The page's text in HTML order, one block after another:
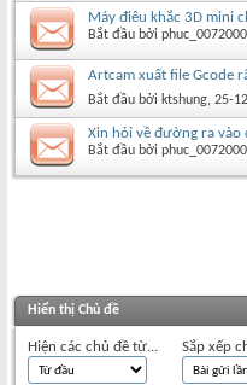
Máy điêu khắc 3D mini
Bắt đầu bởi phuc_0072000
Artcam xuất file Gcode
Bắt đầu bởi ktshung‎, 25-
Xin hỏi về đường ra vào
Bắt đầu bởi phuc_0072000
Hiển thị Chủ đề
Hiện các chủ đề từ... Sắp xếp